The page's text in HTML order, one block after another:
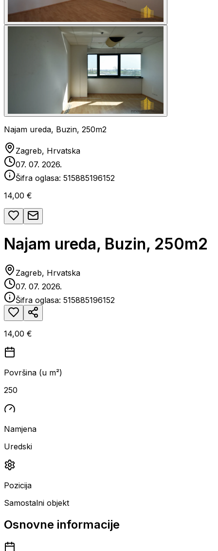
Najam ureda, Buzin, 250m2
Zagreb, Hrvatska
07. 07. 2026.
Šifra oglasa: 515885196152
14,00 €
Najam ureda, Buzin, 250m2
Zagreb, Hrvatska
07. 07. 2026.
Šifra oglasa: 515885196152
14,00 €
Površina (u m²)
250
Namjena
Uredski
Pozicija
Samostalni objekt
Osnovne informacije